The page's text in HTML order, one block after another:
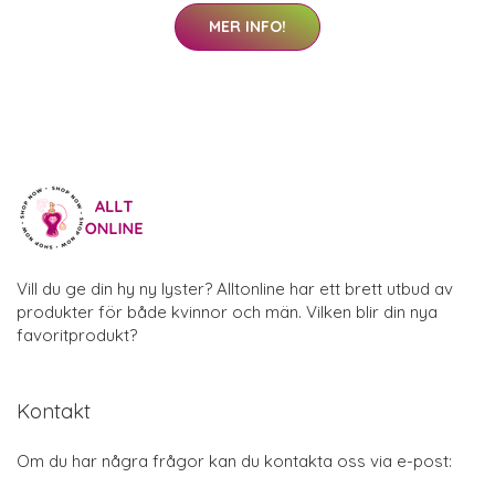
MER INFO!
Vill du ge din hy ny lyster? Alltonline har ett brett utbud av
produkter för både kvinnor och män. Vilken blir din nya
favoritprodukt?
Kontakt
Om du har några frågor kan du kontakta oss via e-post: